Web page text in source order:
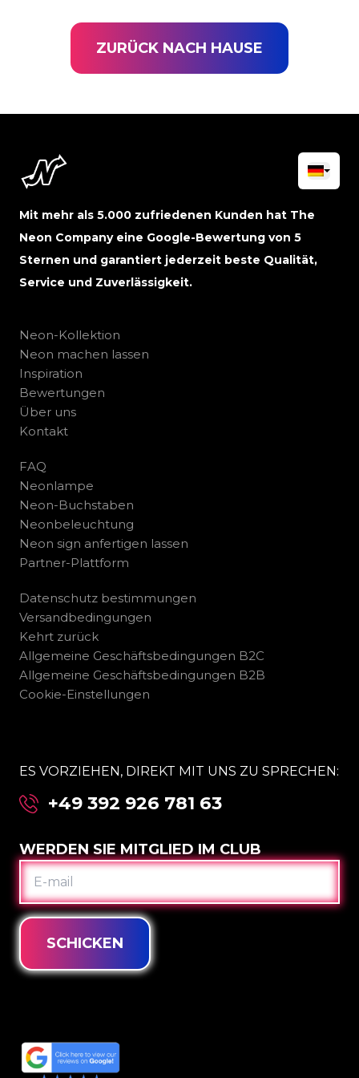
ZURÜCK NACH HAUSE
Mit mehr als 5.000 zufriedenen Kunden hat The
Neon Company eine Google-Bewertung von 5
Sternen und garantiert jederzeit beste Qualität,
Service und Zuverlässigkeit.
Neon-Kollektion
Neon machen lassen
Inspiration
Bewertungen
Über uns
Kontakt
FAQ
Neonlampe
Neon-Buchstaben
Neonbeleuchtung
Neon sign anfertigen lassen
Partner-Plattform
Datenschutz bestimmungen
Versandbedingungen
Kehrt zurück
Allgemeine Geschäftsbedingungen B2C
Allgemeine Geschäftsbedingungen B2B
Cookie-Einstellungen
ES VORZIEHEN, DIREKT MIT UNS ZU SPRECHEN:
+49 392 926 781 63
WERDEN SIE MITGLIED IM CLUB
E-
MAIL
SCHICKEN